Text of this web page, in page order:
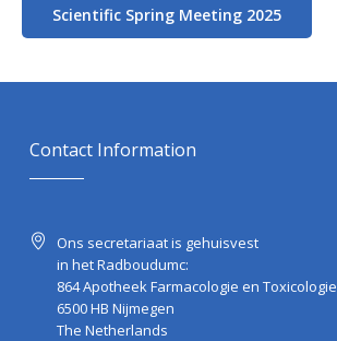
Scientific Spring Meeting 2025
Contact Information
Ons secretariaat is gehuisvest
in het Radboudumc:
864 Apotheek Farmacologie en Toxicologie
6500 HB Nijmegen
The Netherlands